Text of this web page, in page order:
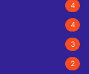
4
4
3
2